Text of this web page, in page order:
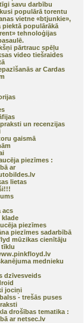
savu darbību
populārā torentu
vietne «btjunkie»,
piektā populārākā
tehnoloģijas
pārtrauc spēļu
video tiešraides
ar Cardas
un recenzijas
gaismā
piezīmes :
ar
lietas
acs
piezīmes
piezīmes sadarbībā
mūzikas cienītāju
tīklu
mednieku
dzīvesveids
jociņi
- trešās puses
drošības tematika :
ar netsec.lv